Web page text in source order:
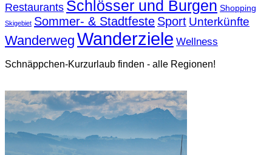
Restaurants Schlösser und Burgen Shopping
Skigebiet Sommer- & Stadtfeste Sport Unterkünfte
Wanderweg Wanderziele Wellness
Schnäppchen-Kurzurlaub finden - alle Regionen!